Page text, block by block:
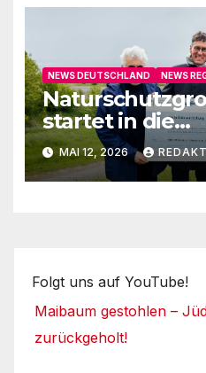
NEWS DEUTSCHLAND NEWS
startet in die
MAI 12, 2026
Folgt uns auf YouTube!
Maibaum gestohlen –
zurückgeholt!